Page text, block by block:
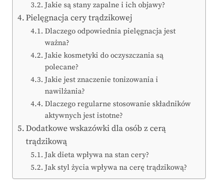
Jakie są stany zapalne i ich objawy?
Pielęgnacja cery trądzikowej
Dlaczego odpowiednia pielęgnacja jest
ważna?
Jakie kosmetyki do oczyszczania są
polecane?
Jakie jest znaczenie tonizowania i
nawilżania?
Dlaczego regularne stosowanie składników
aktywnych jest istotne?
Dodatkowe wskazówki dla osób z cerą
trądzikową
Jak dieta wpływa na stan cery?
Jak styl życia wpływa na cerę trądzikową?